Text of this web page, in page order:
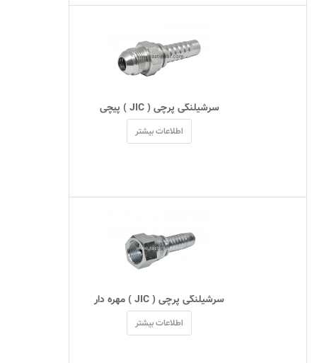
سرشیلنگی پرچی ( JIC ) پیچی
اطلاعات بیشتر
سرشیلنگی پرچی ( JIC ) مهره دار
اطلاعات بیشتر